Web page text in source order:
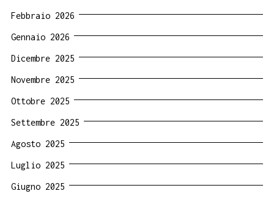
Febbraio 2026
Gennaio 2026
Dicembre 2025
Novembre 2025
Ottobre 2025
Settembre 2025
Agosto 2025
Luglio 2025
Giugno 2025